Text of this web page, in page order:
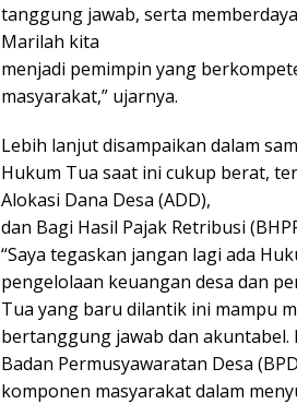
tanggung jawab, serta
Marilah kita
menjadi pemimpin yang
masyarakat,” ujarnya.
Lebih lanjut disampaikan dalam
Hukum Tua saat ini cukup berat,
Alokasi Dana Desa (ADD),
dan Bagi Hasil Pajak Retribusi
“Saya tegaskan jangan lagi ada
pengelolaan keuangan desa dan
Tua yang baru dilantik ini mampu
bertanggung jawab dan akuntabel.
Badan Permusyawaratan Desa
komponen masyarakat dalam